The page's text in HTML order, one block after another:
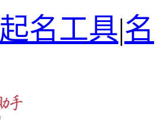
起名工具|名